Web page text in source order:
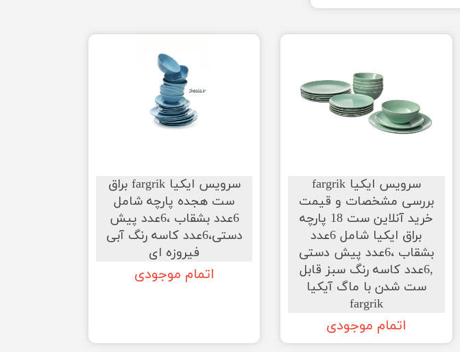
سرویس ایکیا fargrik
بررسی مشخصات و قیمت
خرید آنلاین ست 18 پارچه
براق ایکیا شامل 6عدد
بشقاب ،6عدد پیش دستی
,6عدد کاسه رنگ سبز قابل
ست شدن با ماگ آیکیا
fargrik
اتمام موجودی
سرویس ایکیا fargrik براق
ست هجده پارچه شامل
6عدد بشقاب ،6عدد پیش
دستی،6عدد کاسه رنگ آبی
فیروزه ای
اتمام موجودی